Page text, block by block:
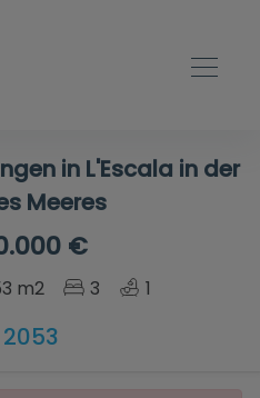
in L'Escala in der
Meeres
€
m2 3 1
2053